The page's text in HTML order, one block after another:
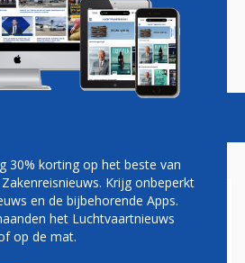
Podcasts Vacatures
REKENKAMER
PROJECT
30% korting op het beste van
Krijg onbeperkt
en de bijbehorende Apps.
het Luchtvaartnieuws
op de mat.